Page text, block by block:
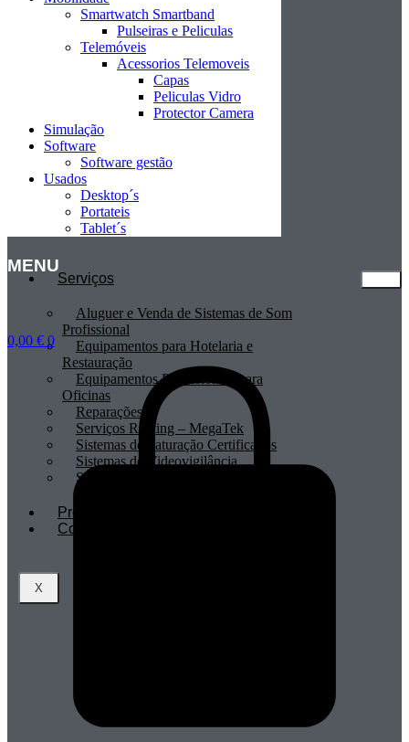
Smartwatch Smartband
Pulseiras e Peliculas
Telemóveis
Acessorios Telemoveis
Capas
Peliculas Vidro
Protector Camera
Simulação
Software
Software gestão
Usados
Desktop´s
Portateis
Tablet´s
MENU
Serviços
Aluguer e Venda de Sistemas de Som
Profissional
Equipamentos para Hotelaria e
Restauração
Equipamentos Profissionais para
Oficinas
Reparações
Serviços Renting – MegaTek
Sistemas de Faturação Certificados
Sistemas de Videovigilância
Sistemas POS
Profissionais
Contactos
X
0,00 € 0